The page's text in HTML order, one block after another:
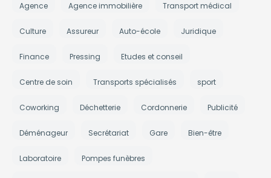
Agence Agence immobilière Transport médical
Culture Assureur Auto-école Juridique
Finance Pressing Etudes et conseil
Centre de soin Transports spécialisés sport
Coworking Déchetterie Cordonnerie Publicité
Déménageur Secrétariat Gare Bien-être
Laboratoire Pompes funèbres